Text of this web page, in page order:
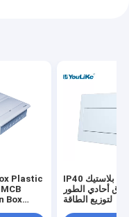
Plastic
Box
IP40 بلاستيك MCB
أحادي الطور
لتوزيع الطاقة